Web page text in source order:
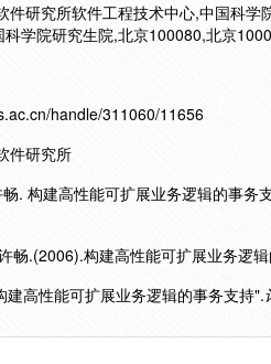
件研究所软件工程技术中心,中国科
科学院研究生院,北京100080,北京
handle/311060/11656
件研究所
. 构建高性能可扩展业务逻辑的事
畅.(2006).构建高性能可扩展业务逻
建高性能可扩展业务逻辑的事务支持".